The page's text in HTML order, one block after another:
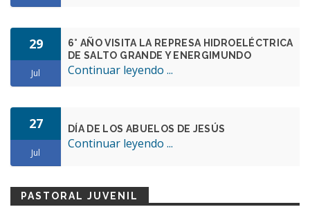
29
Jul
6° AÑO VISITA LA REPRESA HIDROELÉCTRICA
DE SALTO GRANDE Y ENERGIMUNDO
Continuar leyendo ...
27
Jul
DÍA DE LOS ABUELOS DE JESÚS
Continuar leyendo ...
PASTORAL JUVENIL